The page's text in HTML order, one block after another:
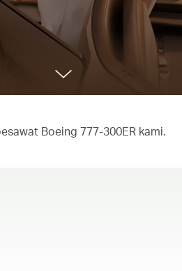
Boeing 777-300ER kami.